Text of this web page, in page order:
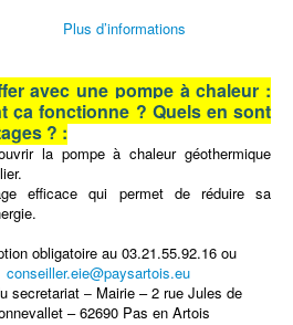
Plus d’informations
avec une pompe à chaleur :
ça fonctionne ? Quels en sont
? :
la pompe à chaleur géothermique
efficace qui permet de réduire sa
obligatoire au 03.21.55.92.16 ou
conseiller.eie@paysartois.eu
secretariat –Mairie – 2 rue Jules de
– 62690 Pas en Artois